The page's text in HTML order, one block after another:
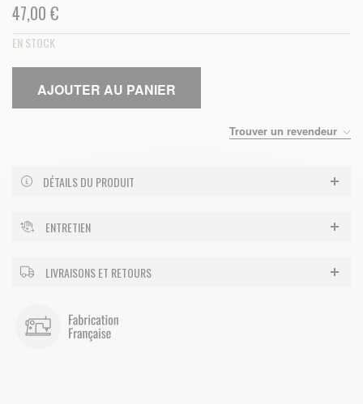
47,00 €
EN STOCK
AJOUTER AU PANIER
Trouver un revendeur
DÉTAILS DU PRODUIT
ENTRETIEN
LIVRAISONS ET RETOURS